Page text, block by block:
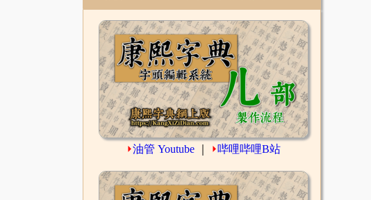
⏵油管 Youtube ⏵哔哩哔哩B站